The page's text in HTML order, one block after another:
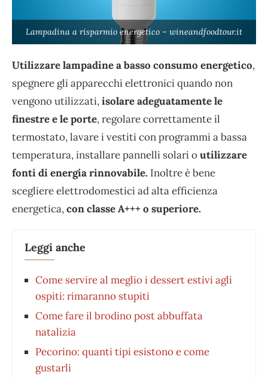
Lampadina a risparmio energetico – wineandfoodtour.it
Utilizzare lampadine a basso consumo energetico,
spegnere gli apparecchi elettronici quando non
vengono utilizzati,isolare adeguatamente le
finestre e le porte, regolare correttamente il
termostato, lavare i vestiti con programmi a bassa
temperatura, installare pannelli solari outilizzare
fonti di energia rinnovabile. Inoltre è bene
scegliere elettrodomestici ad alta efficienza
energetica,con classe A+++ o superiore.
Leggi anche
Come servire al meglio i dessert estivi agli
ospiti: rimaranno stupiti
⁠Come fare il brodino post abbuffata
natalizia
Pecorino: quanti tipi esistono e come
gustarli